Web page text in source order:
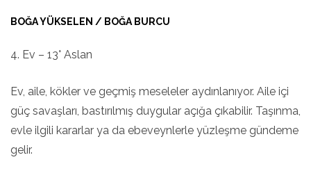
BOĞA YÜKSELEN / BOĞA BURCU
4. Ev – 13° Aslan
Ev, aile, kökler ve geçmiş meseleler aydınlanıyor. Aile içi
güç savaşları, bastırılmış duygular açığa çıkabilir. Taşınma,
evle ilgili kararlar ya da ebeveynlerle yüzleşme gündeme
gelir.